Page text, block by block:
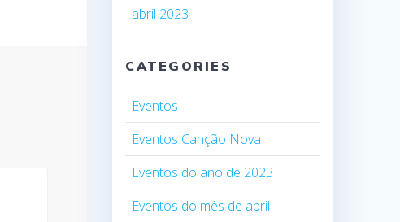
abril 2023
CATEGORIES
Eventos
Eventos Canção Nova
Eventos do ano de 2023
Eventos do mês de abril